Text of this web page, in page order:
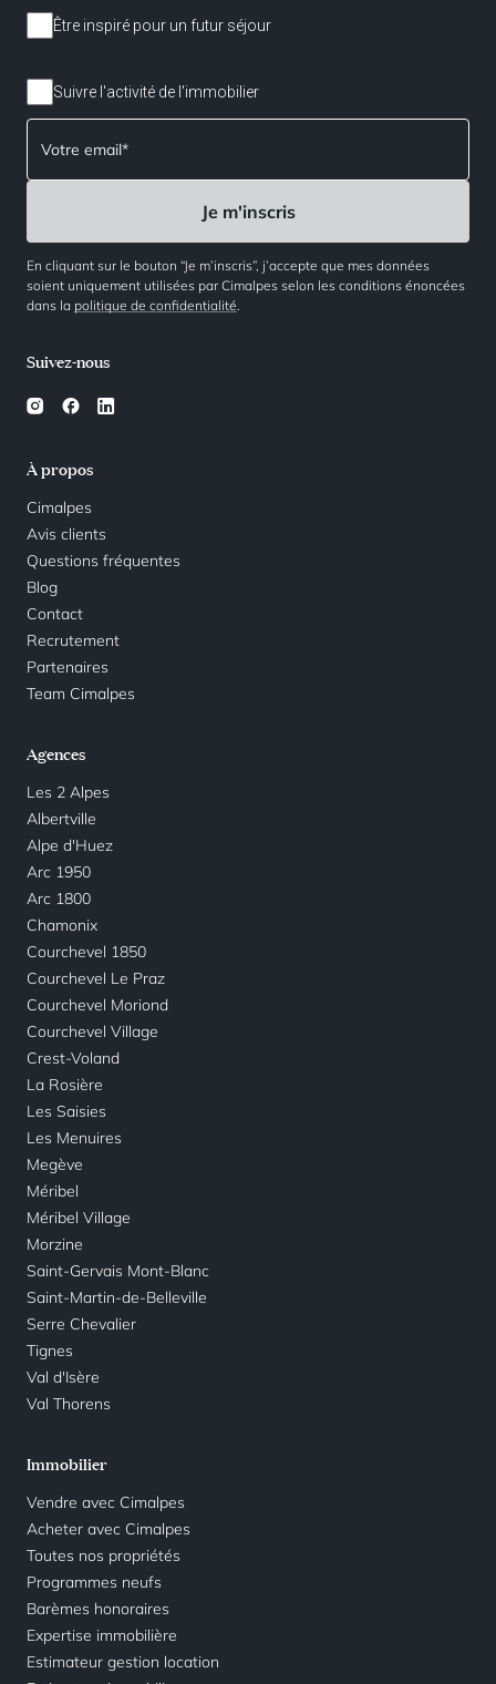
À propos
Cimalpes
Avis clients
Questions fréquentes
Blog
Contact
Recrutement
Partenaires
Team Cimalpes
Agences
Les 2 Alpes
Albertville
Alpe d'Huez
Arc 1950
Arc 1800
Chamonix
Courchevel 1850
Courchevel Le Praz
Courchevel Moriond
Courchevel Village
Crest-Voland
La Rosière
Les Saisies
Les Menuires
Megève
Méribel
Méribel Village
Morzine
Saint-Gervais Mont-Blanc
Saint-Martin-de-Belleville
Serre Chevalier
Tignes
Val d'Isère
Val Thorens
Immobilier
Vendre avec Cimalpes
Acheter avec Cimalpes
Toutes nos propriétés
Programmes neufs
Barèmes honoraires
Expertise immobilière
Estimateur gestion location
Suivez-nous
Être inspiré pour un futur séjour
Suivre l'activité de l'immobilier
En cliquant sur le bouton “Je m’inscris”, j’accepte que mes données
soient uniquement utilisées par Cimalpes selon les conditions énoncées
dans la politique de confidentialité.